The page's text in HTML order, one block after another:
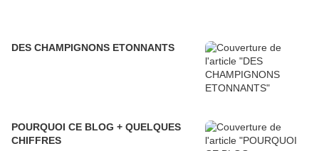
DES CHAMPIGNONS ETONNANTS
POURQUOI CE BLOG + QUELQUES
CHIFFRES